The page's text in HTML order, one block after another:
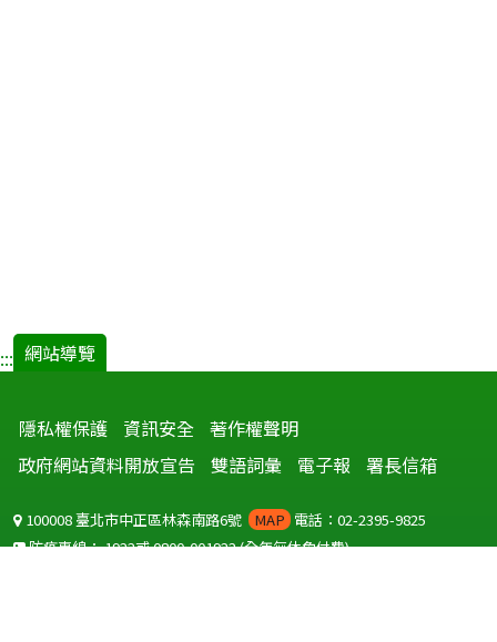
::: 網站導覽
隱私權保護 資訊安全 著作權聲明
政府網站資料開放宣告
雙語詞彙 電子報 署長信箱
100008 臺北市中正區林森南路6號 MAP 電話：02-2395-9825
防疫專線：1922或0800-001922(全年無休免付費)